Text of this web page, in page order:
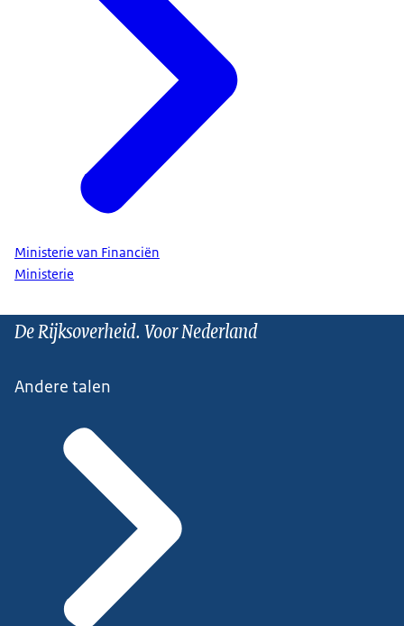
Ministerie van Financiën
Ministerie
De Rijksoverheid. Voor Nederland
Andere talen